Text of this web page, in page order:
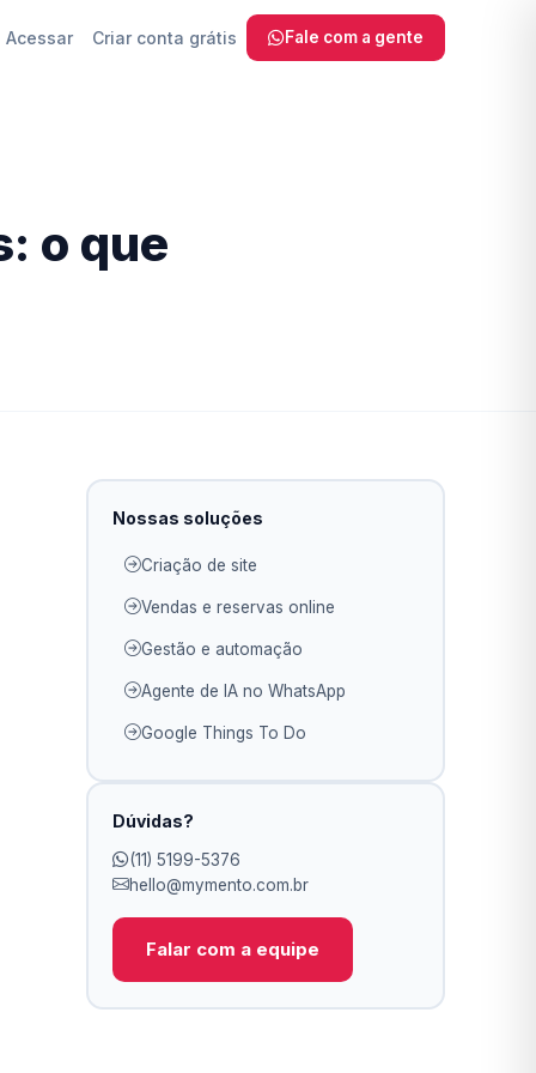
IA
Acessar Criar conta grátis Fale com a gente
o que
Nossas soluções
Criação de site
Vendas e reservas online
Gestão e automação
Agente de IA no WhatsApp
Google Things To Do
Dúvidas?
(11) 5199-5376
hello@mymento.com.br
Falar com a equipe